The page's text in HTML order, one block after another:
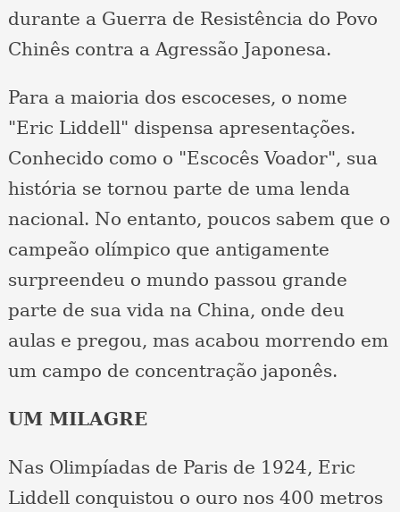
durante a Guerra de Resistência do Povo
Chinês contra a Agressão Japonesa.
Para a maioria dos escoceses, o nome
"Eric Liddell" dispensa apresentações.
Conhecido como o "Escocês Voador", sua
história se tornou parte de uma lenda
nacional. No entanto, poucos sabem que o
campeão olímpico que antigamente
surpreendeu o mundo passou grande
parte de sua vida na China, onde deu
aulas e pregou, mas acabou morrendo em
um campo de concentração japonês.
UM MILAGRE
Nas Olimpíadas de Paris de 1924, Eric
Liddell conquistou o ouro nos 400 metros